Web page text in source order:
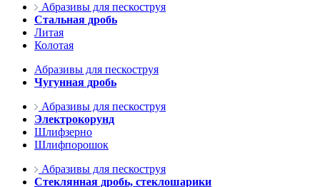
Абразивы для пескоструя
Стальная дробь
Литая
Колотая
Абразивы для пескоструя
Чугунная дробь
Абразивы для пескоструя
Электрокорунд
Шлифзерно
Шлифпорошок
Абразивы для пескоструя
Стеклянная дробь, стеклошарики